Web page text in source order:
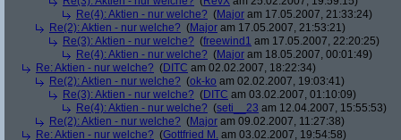
Re(4): Aktien - nur welche? (Major am 17.05.2007, 21:33:24)
Re(2): Aktien - nur welche? (Major am 17.05.2007, 21:53:21)
Re(3): Aktien - nur welche? (freewind1 am 17.05.2007, 22:20:25)
Re(4): Aktien - nur welche? (Major am 18.05.2007, 00:01:49)
Re: Aktien - nur welche? (DITC am 02.02.2007, 18:22:34)
Re(2): Aktien - nur welche? (ok-ko am 02.02.2007, 19:03:41)
Re(3): Aktien - nur welche? (DITC am 03.02.2007, 01:10:09)
Re(4): Aktien - nur welche? (seti__23 am 12.04.2007, 15:55:53)
Re(2): Aktien - nur welche? (Major am 09.02.2007, 11:27:38)
Re: Aktien - nur welche? (Gottfried M. am 03.02.2007, 19:54:58)